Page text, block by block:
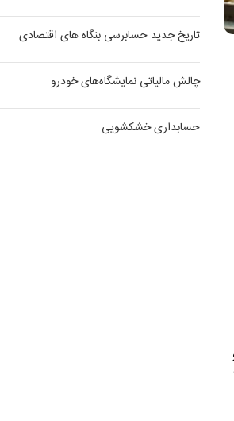
تاریخ جدید حسابرسی بنگاه های اقتصادی
چالش مالیاتی نمایشگاه‌های خودرو
حسابداری خشکشویی